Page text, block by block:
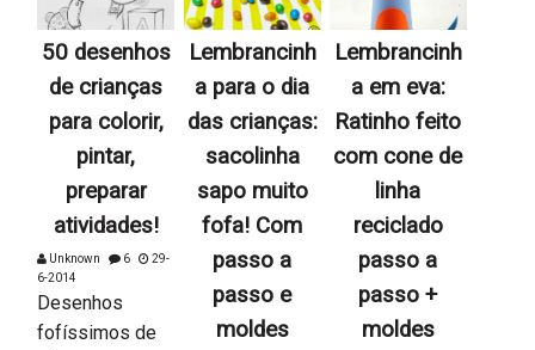
50 desenhos
de crianças
para colorir,
pintar,
preparar
atividades!
Unknown 6
29-
6-2014
Desenhos
fofíssimos de
Lembrancinh
a para o dia
das crianças:
sacolinha
sapo muito
fofa! Com
passo a
passo e
moldes
Lembrancinh
a em eva:
Ratinho feito
com cone de
linha
reciclado
passo a
passo +
moldes